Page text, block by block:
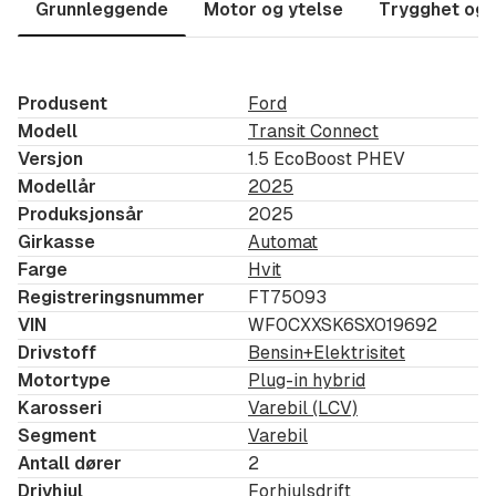
Oppvarmede seter
Nøkkelfri adgang og startknapp
To-soners automatisk klimaanlegg
FordPass Connect
Ladeplate for mobiltelefon
Kontakt våre dyktige selgere for mer informasjon:
Kim André Blystad - Selger - Tlf: 464 83 125
Magnus Mælum - Selger - Tlf: 958 23 2657
Forbehold
Vi lever av kundetilfredshet.
Derfor etterstreber vi å gi en så korrekt informasjon
om bilene som overhodet mulig.
Grunnleggende Motor og ytelse Trygghet og
Produsent
Ford
Modell
Transit Connect
Versjon
1.5 EcoBoost PHEV
Modellår
2025
Produksjonsår
2025
Girkasse
Automat
Farge
Hvit
Registreringsnummer
FT75093
VIN
WF0CXXSK6SX019692
Drivstoff
Bensin+Elektrisitet
Motortype
Plug-in hybrid
Karosseri
Varebil (LCV)
Segment
Varebil
Antall dører
2
Drivhjul
Forhjulsdrift